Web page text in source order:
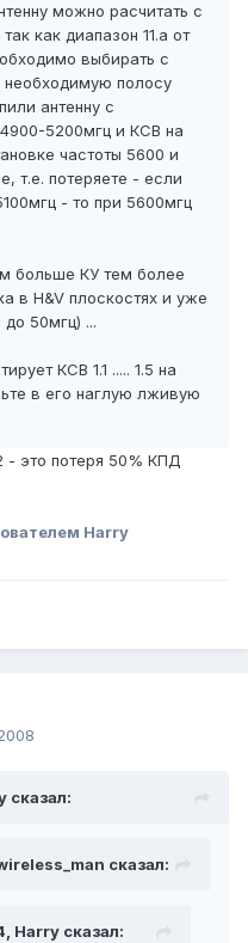
можно расчитать с
как диапазон 11.а от
выбирать с
полосу
антенну с
5200мгц и КСВ на
частоты 5600 и
т.е. потеряете - если
- то при 5600мгц
больше КУ тем более
в H&V плоскостях и уже
50мгц) ...
КСВ 1.1 ..... 1.5 на
в его наглую лживую
- это потеря 50% КПД
Harry
сказал:
сказал:
Harry сказал: